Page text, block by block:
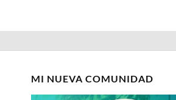
MI NUEVA COMUNIDAD